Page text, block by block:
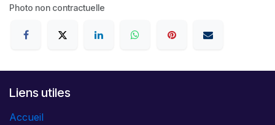
Photo non contractuelle
Liens utiles
Accueil